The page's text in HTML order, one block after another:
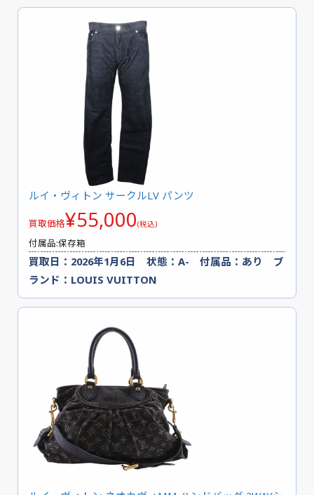
ルイ・ヴィトン サークルLV パンツ
買取価格¥55,000(税込)
付属品:保存箱
買取日：2026年1月6日 状態：A- 付属品：あり ブ
ランド：LOUIS VUITTON